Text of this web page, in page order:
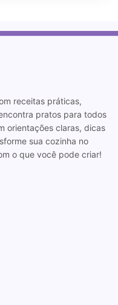
receitas práticas,
pratos para todos
orientações claras, dicas
sua cozinha no
o que você pode criar!